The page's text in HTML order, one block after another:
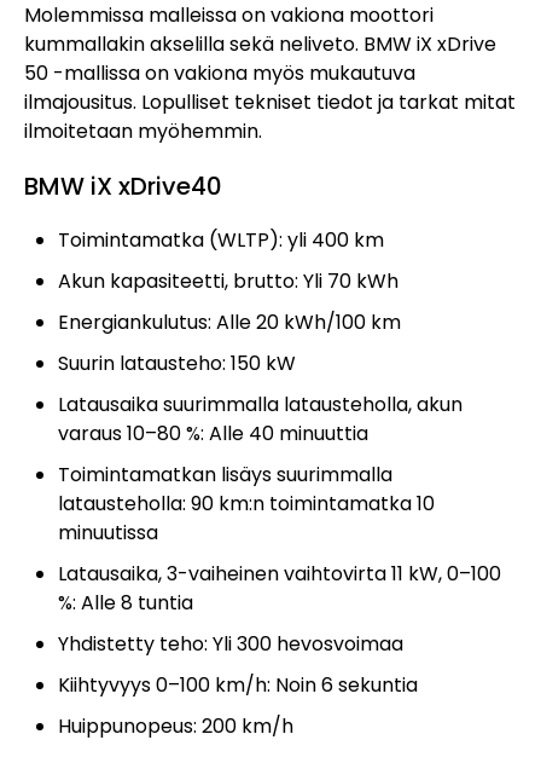
Molemmissa malleissa on vakiona moottori
kummallakin akselilla sekä neliveto. BMW iX xDrive
50 -mallissa on vakiona myös mukautuva
ilmajousitus. Lopulliset tekniset tiedot ja tarkat mitat
ilmoitetaan myöhemmin.
BMW iX xDrive40
Toimintamatka (WLTP): yli 400 km
Akun kapasiteetti, brutto: Yli 70 kWh
Energiankulutus: Alle 20 kWh/100 km
Suurin latausteho: 150 kW
Latausaika suurimmalla latausteholla, akun
varaus 10–80 %: Alle 40 minuuttia
Toimintamatkan lisäys suurimmalla
latausteholla: 90 km:n toimintamatka 10
minuutissa
Latausaika, 3-vaiheinen vaihtovirta 11 kW, 0–100
%: Alle 8 tuntia
Yhdistetty teho: Yli 300 hevosvoimaa
Kiihtyvyys 0–100 km/h: Noin 6 sekuntia
Huippunopeus: 200 km/h